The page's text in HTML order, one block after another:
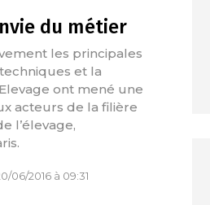
du métier
les principales
et la
ont mené une
acteurs de la filière
l’élevage,
06/2016 à 09:31